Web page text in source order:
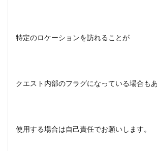
特定のロケーションを訪れることが
クエスト内部のフラグになっている場合もあ
使用する場合は自己責任でお願いします。